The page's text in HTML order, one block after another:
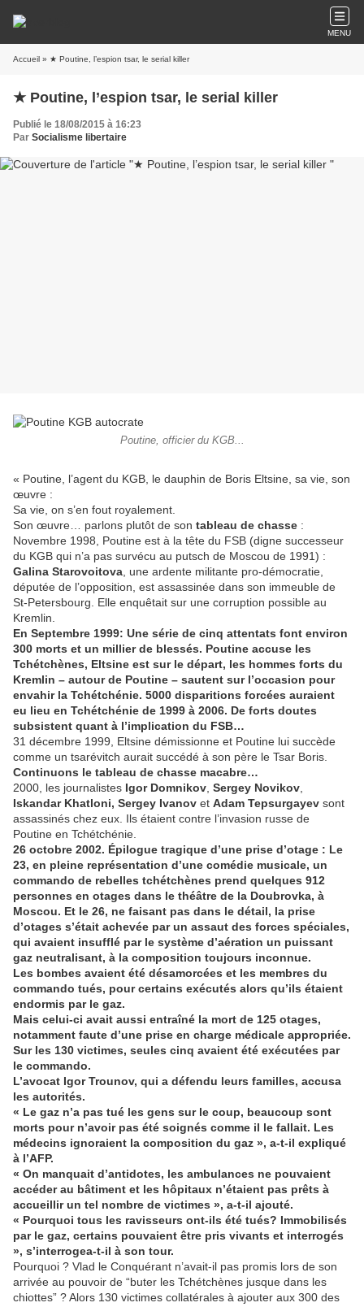
MENU
Accueil » ★ Poutine, l’espion tsar, le serial killer
★ Poutine, l’espion tsar, le serial killer
Publié le 18/08/2015 à 16:23
Par Socialisme libertaire
Poutine, officier du KGB...
« Poutine, l’agent du KGB, le dauphin de Boris Eltsine, sa vie, son
œuvre :
Sa vie, on s’en fout royalement.
Son œuvre… parlons plutôt de son tableau de chasse :
Novembre 1998, Poutine est à la tête du FSB (digne successeur
du KGB qui n’a pas survécu au putsch de Moscou de 1991) :
Galina Starovoitova , une ardente militante pro-démocratie,
députée de l’opposition, est assassinée dans son immeuble de
St-Petersbourg. Elle enquêtait sur une corruption possible au
Kremlin.
En Septembre 1999: Une série de cinq attentats font environ
300 morts et un millier de blessés. Poutine accuse les
Tchétchènes, Eltsine est sur le départ, les hommes forts du
Kremlin – autour de Poutine – sautent sur l’occasion pour
envahir la Tchétchénie. 5000 disparitions forcées auraient
eu lieu en Tchétchénie de 1999 à 2006. De forts doutes
subsistent quant à l’implication du FSB…
31 décembre 1999, Eltsine démissionne et Poutine lui succède
comme un tsarévitch aurait succédé à son père le Tsar Boris.
Continuons le tableau de chasse macabre…
2000, les journalistes Igor Domnikov Sergey Novikov
Iskandar Khatloni, Sergey Ivanov et Adam Tepsurgayev sont
assassinés chez eux. Ils étaient contre l’invasion russe de
Poutine en Tchétchénie.
26 octobre 2002. Épilogue tragique d’une prise d’otage : Le
23, en pleine représentation d’une comédie musicale, un
commando de rebelles tchétchènes prend quelques 912
personnes en otages dans le théâtre de la Doubrovka, à
Moscou. Et le 26, ne faisant pas dans le détail, la prise
d’otages s’était achevée par un assaut des forces spéciales,
qui avaient insufflé par le système d’aération un puissant
gaz neutralisant, à la composition toujours inconnue.
Les bombes avaient été désamorcées et les membres du
commando tués, pour certains exécutés alors qu’ils étaient
endormis par le gaz.
Mais celui-ci avait aussi entraîné la mort de 125 otages,
notamment faute d’une prise en charge médicale appropriée.
Sur les 130 victimes, seules cinq avaient été exécutées par
le commando.
L’avocat Igor Trounov, qui a défendu leurs familles, accusa
les autorités.
« Le gaz n’a pas tué les gens sur le coup, beaucoup sont
morts pour n’avoir pas été soignés comme il le fallait. Les
médecins ignoraient la composition du gaz », a-t-il expliqué
à l’AFP.
« On manquait d’antidotes, les ambulances ne pouvaient
accéder au bâtiment et les hôpitaux n’étaient pas prêts à
accueillir un tel nombre de victimes », a-t-il ajouté.
« Pourquoi tous les ravisseurs ont-ils été tués? Immobilisés
par le gaz, certains pouvaient être pris vivants et interrogés
», s’interrogea-t-il à son tour.
Pourquoi ? Vlad le Conquérant n’avait-il pas promis lors de son
arrivée au pouvoir de “buter les Tchétchènes jusque dans les
chiottes” ? Alors 130 victimes collatérales à ajouter aux 300 des